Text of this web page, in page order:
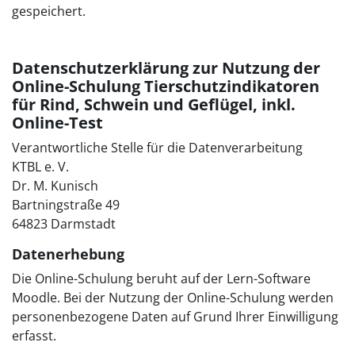
gespeichert.
Datenschutzerklärung zur Nutzung der
Online-Schulung Tierschutzindikatoren
für Rind, Schwein und Geflügel, inkl.
Online-Test
Verantwortliche Stelle für die Datenverarbeitung
KTBL e. V.
Dr. M. Kunisch
Bartningstraße 49
64823 Darmstadt
Datenerhebung
Die Online-Schulung beruht auf der Lern-Software
Moodle. Bei der Nutzung der Online-Schulung werden
personenbezogene Daten auf Grund Ihrer Einwilligung
erfasst.